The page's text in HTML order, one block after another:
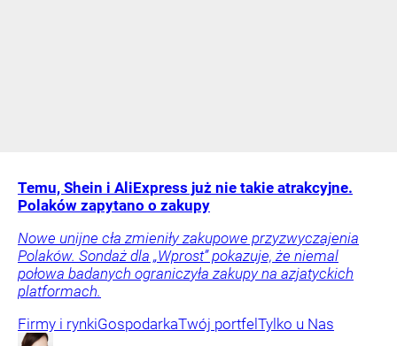
Temu, Shein i AliExpress już nie takie atrakcyjne.
Polaków zapytano o zakupy
Nowe unijne cła zmieniły zakupowe przyzwyczajenia
Polaków. Sondaż dla „Wprost” pokazuje, że niemal
połowa badanych ograniczyła zakupy na azjatyckich
platformach.
Firmy i rynkiGospodarkaTwój portfel Tylko u Nas